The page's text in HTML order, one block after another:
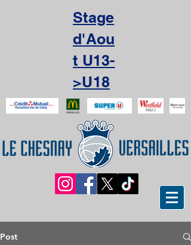
Stage
d'Aou
t U13-
>U18
Post